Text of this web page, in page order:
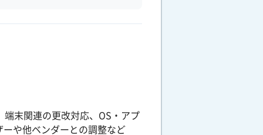
端末関連の更改対応、OS・アプ
や他ベンダーとの調整など